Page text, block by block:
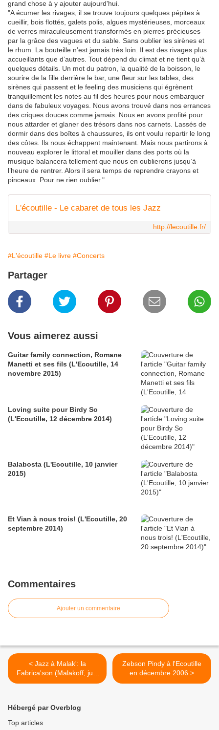
grand chose à y ajouter aujourd'hui.
"A écumer les rivages, il se trouve toujours quelques pépites à
cueillir, bois flottés, galets polis, algues mystérieuses, morceaux
de verres miraculeusement transformés en pierres précieuses
par la grâce des vagues et du sable. Sans oublier les sirènes et
le rhum. La bouteille n’est jamais très loin. Il est des rivages plus
accueillants que d’autres. Tout dépend du climat et ne tient qu’à
quelques détails. Un mot du patron, la qualité de la boisson, le
sourire de la fille derrière le bar, une fleur sur les tables, des
sirènes qui passent et le feeling des musiciens qui égrènent
tranquillement les notes au fil des heures pour nous embarquer
dans de fabuleux voyages. Nous avons trouvé dans nos errances
des criques douces comme jamais. Nous en avons profité pour
nous attarder et glaner des trésors dans nos carnets. Lassés de
dormir dans des boîtes à chaussures, ils ont voulu repartir le long
des côtes. Ils nous échappent maintenant. Mais nous partirons à
nouveau explorer le littoral et mouiller dans des ports où la
musique balancera tellement que nous en oublierons jusqu’à
l’heure de rentrer. Alors il sera temps de reprendre crayons et
pinceaux. Pour ne rien oublier."
L'écoutille - Le cabaret de tous les Jazz
http://lecoutille.fr/
#L'écoutille #Le livre #Concerts
Partager
Vous aimerez aussi
Guitar family connection, Romane
Manetti et ses fils (L'Ecoutille, 14
novembre 2015)
Loving suite pour Birdy So
(L'Ecoutille, 12 décembre 2014)
Balabosta (L'Ecoutille, 10 janvier
2015)
Et Vian à nous trois! (L'Ecoutille, 20
septembre 2014)
Commentaires
Ajouter un commentaire
< Jazz à Malak': la
Fabrica'son (Malakoff, juin
2006)
Zebson Pindy à l'Ecoutille
en décembre 2006 >
Hébergé par Overblog
Top articles